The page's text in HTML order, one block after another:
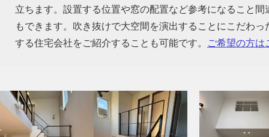
立ちます。設置する位置や窓の配置など参考になること
もできます。吹き抜けで大空間を演出することにこだわ
する住宅会社をご紹介することも可能です。
ご希望の方は